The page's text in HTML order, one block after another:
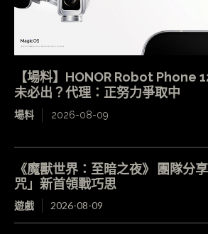
【場料】HONOR Robot Phone
未必出？代理：正努力爭取中
場料 2026-08-09
《魔獸世界：至暗之夜》 團隊分
咒」新首領戰巧思
遊戲 2026-08-09